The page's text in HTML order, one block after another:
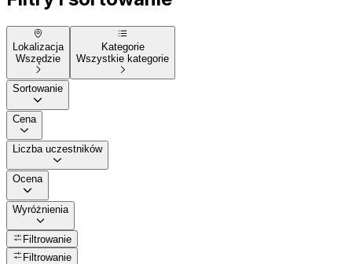
Lokalizacja
Wszędzie
Kategorie
Wszystkie kategorie
Sortowanie
Cena
Liczba uczestników
Ocena
Wyróżnienia
Filtrowanie
Filtrowanie